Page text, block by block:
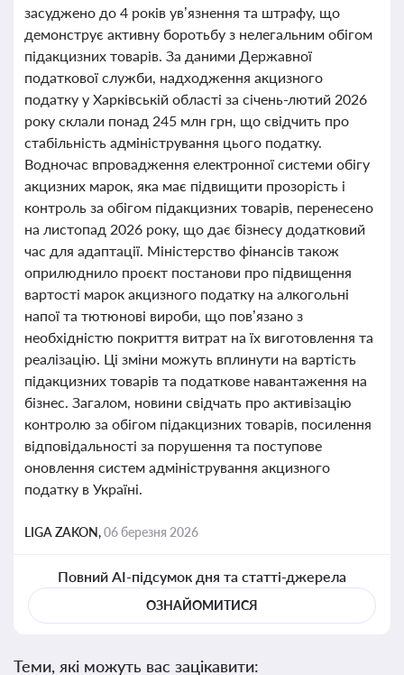
засуджено до 4 років ув’язнення та штрафу, що
демонструє активну боротьбу з нелегальним обігом
підакцизних товарів. За даними Державної
податкової служби, надходження акцизного
податку у Харківській області за січень-лютий 2026
року склали понад 245 млн грн, що свідчить про
стабільність адміністрування цього податку.
Водночас впровадження електронної системи обігу
акцизних марок, яка має підвищити прозорість і
контроль за обігом підакцизних товарів, перенесено
на листопад 2026 року, що дає бізнесу додатковий
час для адаптації. Міністерство фінансів також
оприлюднило проєкт постанови про підвищення
вартості марок акцизного податку на алкогольні
напої та тютюнові вироби, що пов’язано з
необхідністю покриття витрат на їх виготовлення та
реалізацію. Ці зміни можуть вплинути на вартість
підакцизних товарів та податкове навантаження на
бізнес. Загалом, новини свідчать про активізацію
контролю за обігом підакцизних товарів, посилення
відповідальності за порушення та поступове
оновлення систем адміністрування акцизного
податку в Україні.
LIGA ZAKON,06 березня 2026
Повний AI-підсумок дня та статті-джерела
ОЗНАЙОМИТИСЯ
Теми, які можуть вас зацікавити: